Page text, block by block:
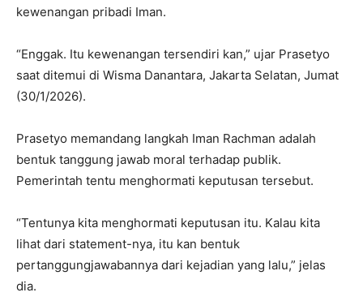
kewenangan pribadi Iman.
“Enggak. Itu kewenangan tersendiri kan,” ujar Prasetyo
saat ditemui di Wisma Danantara, Jakarta Selatan, Jumat
(30/1/2026).
Prasetyo memandang langkah Iman Rachman adalah
bentuk tanggung jawab moral terhadap publik.
Pemerintah tentu menghormati keputusan tersebut.
“Tentunya kita menghormati keputusan itu. Kalau kita
lihat dari statement-nya, itu kan bentuk
pertanggungjawabannya dari kejadian yang lalu,” jelas
dia.